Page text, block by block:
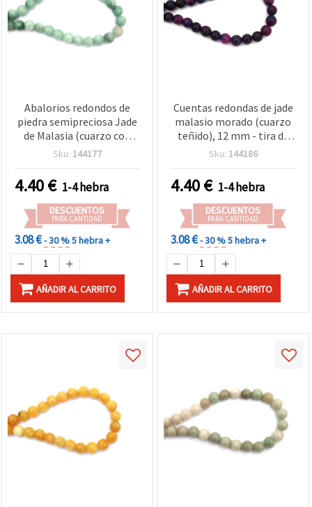
Abalorios redondos de
piedra semipreciosa Jade
de Malasia (cuarzo con
color realzado), verde
aprox. 32 piezas para
bisutería y manualidades
Sku: 144177
4.40€ 1-4 hebra
DESCUENTOS
PARA CANTIDAD
3.08 €- 30 %5 hebra +
AÑADIR AL CARRITO
Cuentas redondas de jade
malasio morado (cuarzo
teñido), 12 mm - tira de
~32 piezas, abalorios de
bisutería y enfilado
Sku: 144186
4.40€ 1-4 hebra
DESCUENTOS
PARA CANTIDAD
3.08 €- 30 %5 hebra +
AÑADIR AL CARRITO